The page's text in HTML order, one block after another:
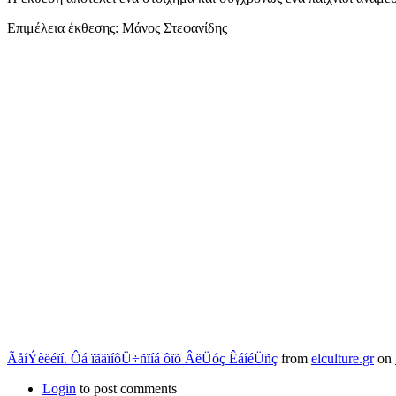
Επιμέλεια έκθεσης: Μάνος Στεφανίδης
ÃåíÝèëéïí. Ôá ïãäïíôÜ÷ñïíá ôïõ ÂëÜóç ÊáíéÜñç from elculture.gron
Login to post comments